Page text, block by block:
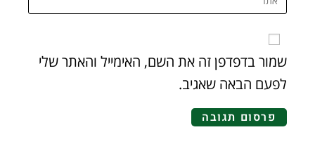
שמור בדפדפן זה את השם, האימייל והאתר שלי
לפעם הבאה שאגיב.